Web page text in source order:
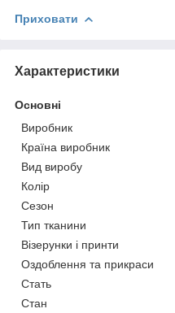
Приховати
Характеристики
Основні
Виробник
Країна виробник
Вид виробу
Колір
Сезон
Тип тканини
Візерунки і принти
Оздоблення та прикраси
Стать
Стан